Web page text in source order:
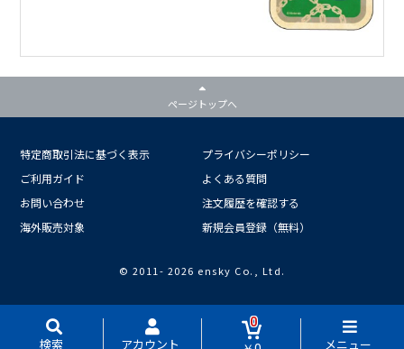
検索 アカウント
0
メニュー
ページトップへ
特定商取引法に基づく表示
プライバシーポリシー
ご利用ガイド
よくある質問
お問い合わせ
注文履歴を確認する
海外販売対象
新規会員登録（無料）
© 2011- 2026 ensky Co., Ltd.